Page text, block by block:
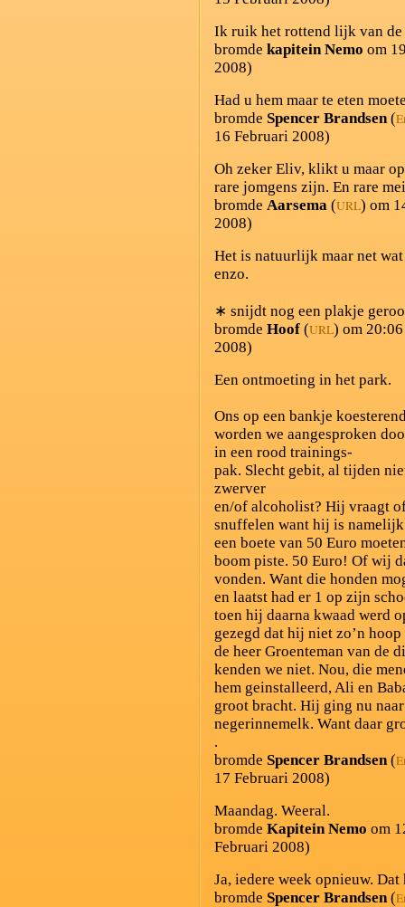
Ik ruik het rottend lijk van de
bromde kapitein Nemo om
2008)
Had u hem maar te eten
bromde Spencer Brandsen(
16 Februari 2008)
Oh zeker Eliv, klikt u maar
rare jomgens zijn. En rare
bromde Aarsema (URL) om
2008)
Het is natuurlijk maar net
enzo.
∗ snijdt nog een plakje
bromde Hoof (URL) om
2008)
Een ontmoeting in het park.
Ons op een bankje
worden we aangesproken
in een rood trainings-
pak. Slecht gebit, al tijden
zwerver
en/of alcoholist? Hij vraagt
snuffelen want hij is
een boete van 50 Euro
boom piste. 50 Euro! Of wij
vonden. Want die honden
en laatst had er 1 op zijn
toen hij daarna kwaad werd
gezegd dat hij niet zo’n
de heer Groenteman van de
kenden we niet. Nou, die
hem geinstalleerd, Ali en
groot bracht. Hij ging nu
negerinnemelk. Want daar
.
bromde Spencer Brandsen(
17 Februari 2008)
Maandag. Weeral.
bromde Kapitein Nemo om
Februari 2008)
Ja, iedere week opnieuw.
bromde Spencer Brandsen(